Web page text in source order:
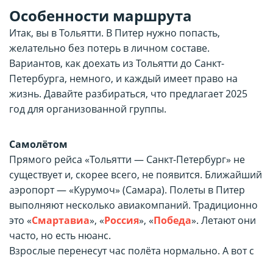
Особенности маршрута
Итак, вы в Тольятти. В Питер нужно попасть,
желательно без потерь в личном составе.
Вариантов, как доехать из Тольятти до Санкт-
Петербурга, немного, и каждый имеет право на
жизнь. Давайте разбираться, что предлагает 2025
год для организованной группы.
Самолётом
Прямого рейса «Тольятти — Санкт-Петербург» не
существует и, скорее всего, не появится. Ближайший
аэропорт — «Курумоч» (Самара). Полеты в Питер
выполняют несколько авиакомпаний. Традиционно
это «Смартавиа», «Россия», «Победа». Летают они
часто, но есть нюанс.
Взрослые перенесут час полёта нормально. А вот с